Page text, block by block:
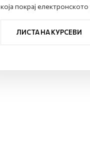
која покрај
ЛИСТА НА КУРСЕВИ